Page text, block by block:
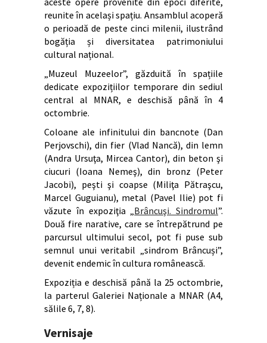
reunite în același spațiu. Ansamblul acoperă
o perioadă de peste cinci milenii, ilustrând
bogăția și diversitatea patrimoniului
cultural național.
„Muzeul Muzeelor”, găzduită în spațiile
dedicate expozițiilor temporare din sediul
central al MNAR, e deschisă până în 4
octombrie.
Coloane ale infinitului din bancnote (Dan
Perjovschi), din fier (Vlad Nancă), din lemn
(Andra Ursuţa, Mircea Cantor), din beton şi
ciucuri (Ioana Nemeş), din bronz (Peter
Jacobi), peşti şi coapse (Miliţa Pătraşcu,
Marcel Guguianu), metal (Pavel Ilie) pot fi
văzute în expoziţia „Brâncuşi. Sindromul”.
Două fire narative, care se întrepătrund pe
parcursul ultimului secol, pot fi puse sub
semnul unui veritabil „sindrom Brâncuși”,
devenit endemic în cultura românească.
Expoziția e deschisă până la 25 octombrie,
la parterul Galeriei Naționale a MNAR (A4,
sălile 6, 7, 8).
Vernisaje